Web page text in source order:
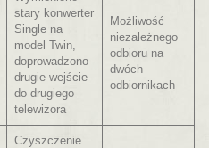
stary konwerter
Single na
model Twin,
doprowadzono
drugie wejście
do drugiego
telewizora
Możliwość
niezależnego
odbioru na
dwóch
odbiornikach
Czyszczenie